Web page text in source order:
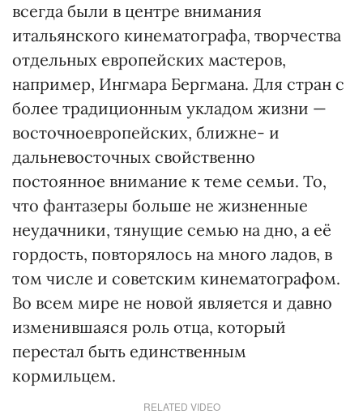
всегда были в центре внимания
итальянского кинематографа, творчества
отдельных европейских мастеров,
например, Ингмара Бергмана. Для стран с
более традиционным укладом жизни —
восточноевропейских, ближне- и
дальневосточных свойственно
постоянное внимание к теме семьи. То,
что фантазеры больше не жизненные
неудачники, тянущие семью на дно, а её
гордость, повторялось на много ладов, в
том числе и советским кинематографом.
Во всем мире не новой является и давно
изменившаяся роль отца, который
перестал быть единственным
кормильцем.
RELATED VIDEO